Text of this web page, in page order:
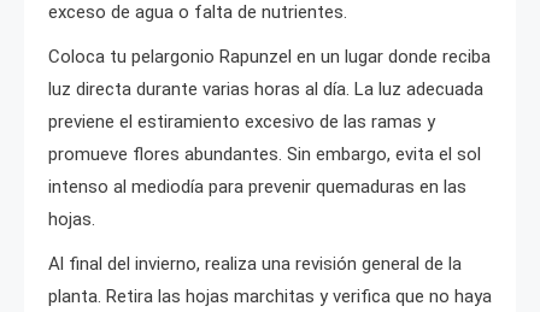
exceso de agua o falta de nutrientes.
Coloca tu pelargonio Rapunzel en un lugar donde reciba
luz directa durante varias horas al día. La luz adecuada
previene el estiramiento excesivo de las ramas y
promueve flores abundantes. Sin embargo, evita el sol
intenso al mediodía para prevenir quemaduras en las
hojas.
Al final del invierno, realiza una revisión general de la
planta. Retira las hojas marchitas y verifica que no haya